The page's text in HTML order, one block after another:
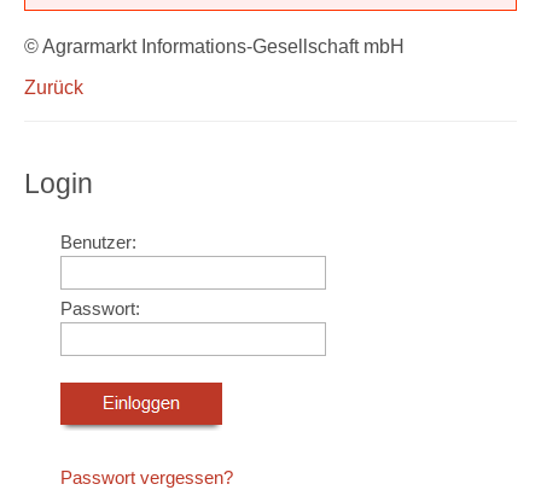
© Agrarmarkt Informations-Gesellschaft mbH
Zurück
Login
Benutzer:
Passwort:
Passwort vergessen?